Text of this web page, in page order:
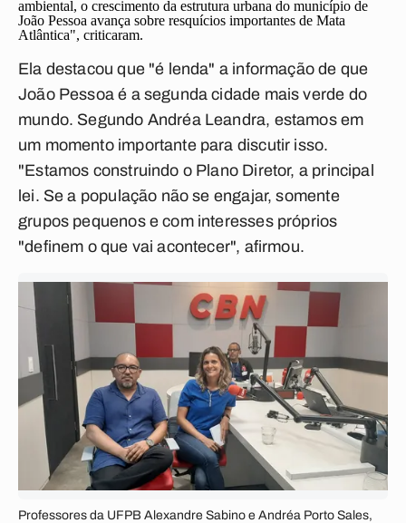
ambiental, o crescimento da estrutura urbana do município de
João Pessoa avança sobre resquícios importantes de Mata
Atlântica", criticaram.
Ela destacou que "é lenda" a informação de que
João Pessoa é a segunda cidade mais verde do
mundo. Segundo Andréa Leandra, estamos em
um momento importante para discutir isso.
"Estamos construindo o Plano Diretor, a principal
lei. Se a população não se engajar, somente
grupos pequenos e com interesses próprios
"definem o que vai acontecer", afirmou.
Professores da UFPB Alexandre Sabino e Andréa Porto Sales,